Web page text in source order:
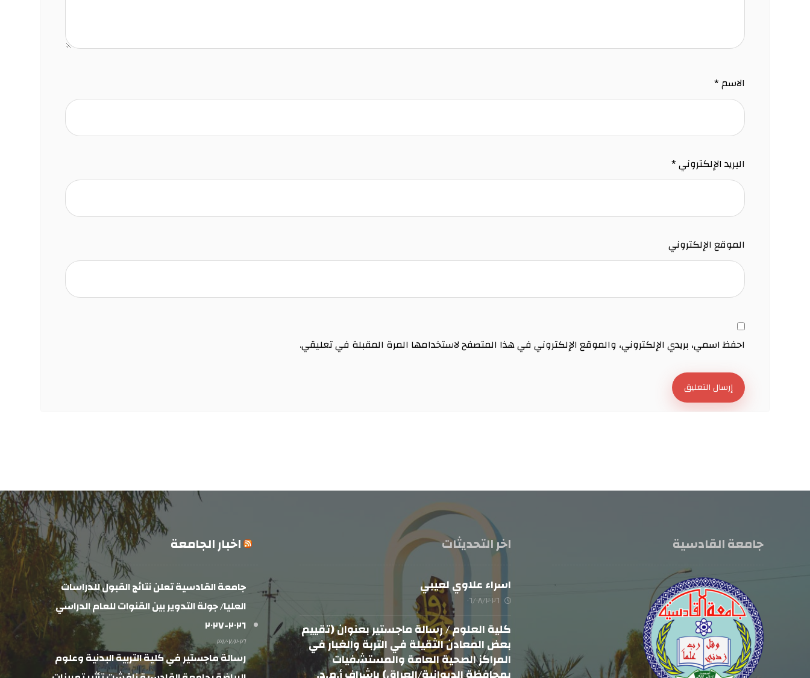
الاسم*
البريد الإلكتروني*
الموقع الإلكتروني
احفظ اسمي، بريدي الإلكتروني، والموقع الإلكتروني في هذا المتصفح لاستخدامها المرة المقبلة في تعليقي.
إرسال التعليق
جامعة القادسية اخر التحديثات
اسراء علاوي لعيبي
٠٦/٠٨/٢٠٢٦
كلية العلوم / رسالة ماجستير بعنوان (تقييم
بعض المعادن الثقيلة في التربة والغبار في
المراكز الصحية العامة والمستشفيات
اخبار الجامعة
جامعة القادسية تعلن نتائج القبول للدراسات
العليا/ جولة التدوير بين القنوات للعام الدراسي
٢٠٢٦-٢٠٢٧
٣١/٠٧/٢٠٢٦
رسالة ماجستير في كلية التربية البدنية وعلوم